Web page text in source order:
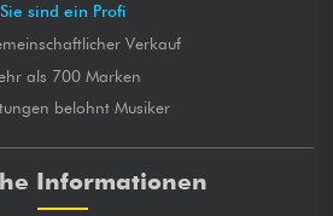
Sie sind ein Profi
Verkauf
als 700 Marken
belohnt Musiker
Informationen